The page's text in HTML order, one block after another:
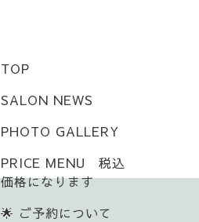
TOP
SALON NEWS
PHOTO GALLERY
PRICE MENU 税込
価格になります
🌟 ご予約について